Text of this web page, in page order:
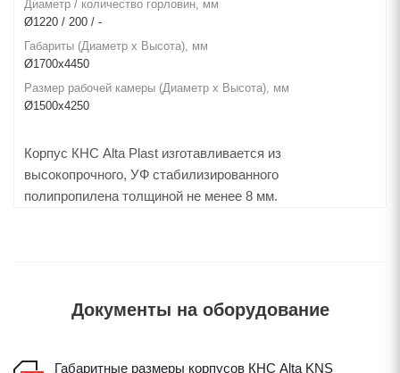
Диаметр / количество горловин, мм
Ø1220 / 200 / -
Габариты (Диаметр х Высота), мм
Ø1700х4450
Размер рабочей камеры (Диаметр х Высота), мм
Ø1500х4250
Корпус КНС Alta Plast изготавливается из
высокопрочного, УФ стабилизированного
полипропилена толщиной не менее 8 мм.
Документы на оборудование
Габаритные размеры корпусов КНС Alta KNS